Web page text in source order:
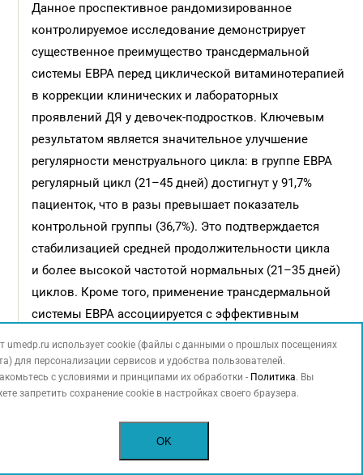
Данное проспективное рандомизированное
контролируемое исследование демонстрирует
существенное преимущество трансдермальной
системы ЕВРА перед циклической витаминотерапией
в коррекции клинических и лабораторных
проявлений ДЯ у девочек-подростков. Ключевым
результатом является значительное улучшение
регулярности менструального цикла: в группе ЕВРА
регулярный цикл (21–45 дней) достигнут у 91,7%
пациенток, что в разы превышает показатель
контрольной группы (36,7%). Это подтверждается
стабилизацией средней продолжительности цикла
и более высокой частотой нормальных (21–35 дней)
циклов. Кроме того, применение трансдермальной
системы ЕВРА ассоциируется с эффективным
тестостерона и ДГЭА-С) и нормализацией
соотношения ЛГ и ФСГ, что клинически проявляется
в купировании симптомов гиперандрогении, таких
как акне и гирсутизм.
Улучшение клинических симптомов ДЯ прямо
umedp.ru использует cookie (файлы с данными о прошлых посещениях
для персонализации сервисов и удобства пользователей.
с условиями и принципами их обработки - Политика. Вы
запретить сохранение cookie в настройках своего браузера.
OK